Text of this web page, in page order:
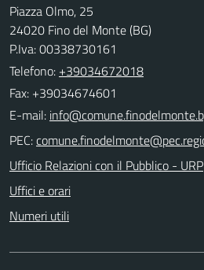
Piazza Olmo, 25
24020 Fino del Monte (BG)
P.Iva: 00338730161
Telefono: +39034672018
Fax: +39034674601
E-mail:
PEC:
Ufficio Relazioni con il Pubblico - URP
Uffici e orari
Numeri utili